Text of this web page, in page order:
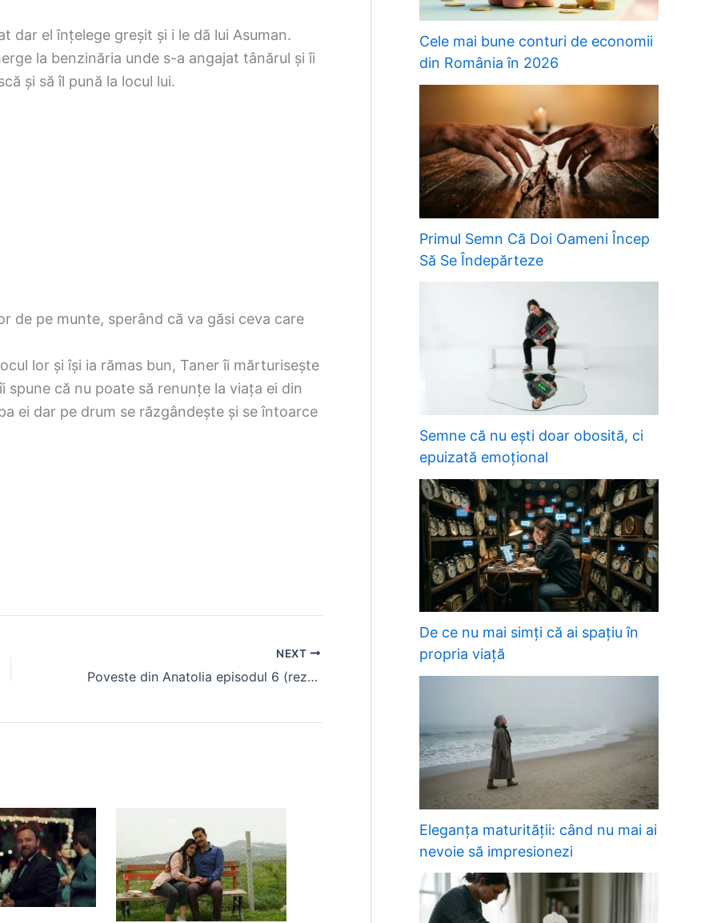
dar el înțelege greșit și i le dă lui Asuman.
la benzinăria unde s-a angajat tânărul și îi
și să îl pună la locul lui.
de pe munte, sperând că va găsi ceva care
lor și își ia rămas bun, Taner îi mărturisește
spune că nu poate să renunțe la viața ei din
ei dar pe drum se răzgândește și se întoarce
NEXT
Poveste din Anatolia episodul 6 (rezumat)
Cele mai bune conturi de economii
din România în 2026
Primul Semn Că Doi Oameni Încep
Să Se Îndepărteze
Semne că nu ești doar obosită, ci
epuizată emoțional
De ce nu mai simți că ai spațiu în
propria viață
Eleganța maturității: când nu mai ai
nevoie să impresionezi